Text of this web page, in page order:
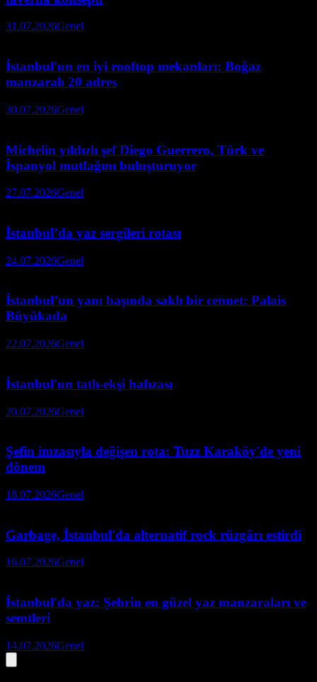
31.07.2026Genel
İstanbul'un en iyi rooftop mekanları: Boğaz
manzaralı 20 adres
30.07.2026Genel
Michelin yıldızlı şef Diego Guerrero, Türk ve
İspanyol mutfağını buluşturuyor
27.07.2026Genel
İstanbul’da yaz sergileri rotası
24.07.2026Genel
İstanbul’un yanı başında saklı bir cennet: Palais
Büyükada
22.07.2026Genel
İstanbul'un tatlı-ekşi hafızası
20.07.2026Genel
Şefin imzasıyla değişen rota: Tuzz Karaköy'de yeni
dönem
18.07.2026Genel
Garbage, İstanbul'da alternatif rock rüzgârı estirdi
16.07.2026Genel
İstanbul'da yaz: Şehrin en güzel yaz manzaraları ve
semtleri
14.07.2026Genel